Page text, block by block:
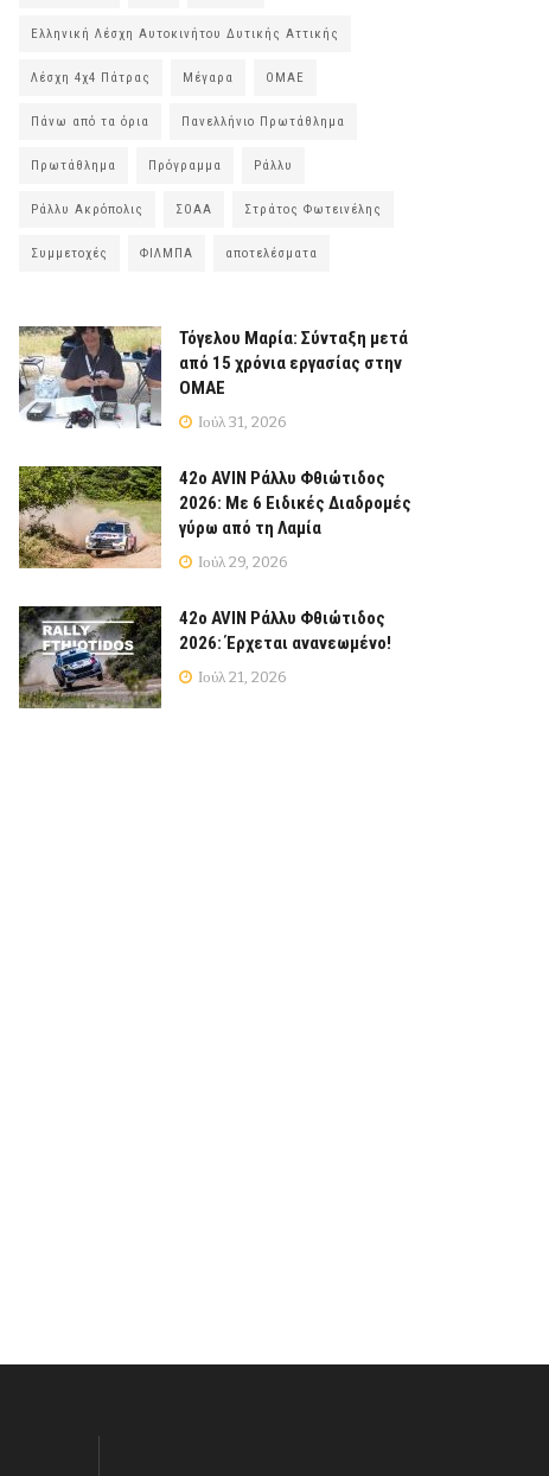
Ελληνική Λέσχη Αυτοκινήτου Δυτικής Αττικής
Λέσχη 4χ4 Πάτρας Μέγαρα ΟΜΑΕ
Πάνω από τα όρια Πανελλήνιο Πρωτάθλημα
Πρωτάθλημα Πρόγραμμα Ράλλυ
Ράλλυ Ακρόπολις ΣΟΑΑ Στράτος Φωτεινέλης
Συμμετοχές ΦΙΛΜΠΑ αποτελέσματα
Τόγελου Μαρία: Σύνταξη μετά
από 15 χρόνια εργασίας στην
ΟΜΑΕ
Ιούλ 31, 2026
42ο AVIN Ράλλυ Φθιώτιδος
2026: Με 6 Ειδικές Διαδρομές
γύρω από τη Λαμία
Ιούλ 29, 2026
42ο AVIN Ράλλυ Φθιώτιδος
2026: Έρχεται ανανεωμένο!
Ιούλ 21, 2026